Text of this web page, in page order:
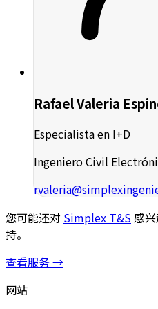
Rafael Valeria
Especialista en I+D
Ingeniero Civil
您可能还对 Simplex T&S感
持。
查看服务 →
网站